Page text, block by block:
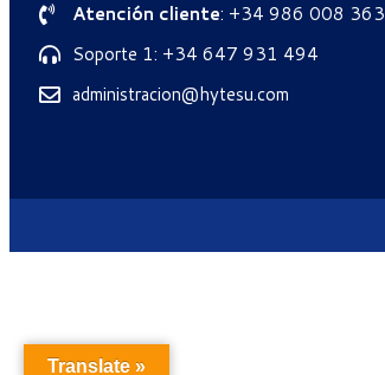
Atención cliente: +34 986 008 363
Soporte 1: +34 647 931 494
administracion@hytesu.com
Translate »